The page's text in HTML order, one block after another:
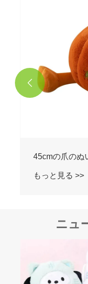

ニュ
豪華な枕を究
か？